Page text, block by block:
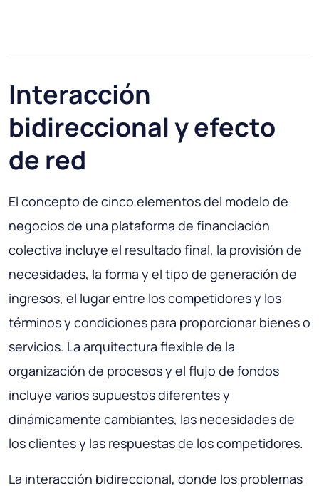
Interacción
bidireccional y efecto
de red
El concepto de cinco elementos del modelo de
negocios de una plataforma de financiación
colectiva incluye el resultado final, la provisión de
necesidades, la forma y el tipo de generación de
ingresos, el lugar entre los competidores y los
términos y condiciones para proporcionar bienes o
servicios. La arquitectura flexible de la
organización de procesos y el flujo de fondos
incluye varios supuestos diferentes y
dinámicamente cambiantes, las necesidades de
los clientes y las respuestas de los competidores.
La interacción bidireccional, donde los problemas